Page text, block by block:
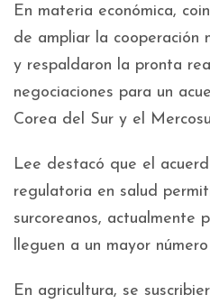
En materia económica,
de ampliar la cooperación
y respaldaron la pronta
negociaciones para un
Corea del Sur y el
Lee destacó que el
regulatoria en salud
surcoreanos, actualmente
lleguen a un mayor
En agricultura, se